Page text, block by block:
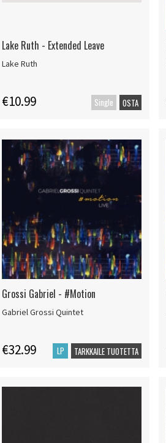
Lake Ruth - Extended Leave
Lake Ruth
€10.99 Single OSTA
Grossi Gabriel - #Motion
Gabriel Grossi Quintet
€32.99 LP TARKKAILE TUOTETTA